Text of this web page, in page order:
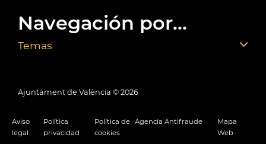
Navegación por...
Temas
Ajuntament de València © 2026
Aviso
legal
Política
privacidad
Política de
cookies
Agencia Antifraude
Mapa
Web